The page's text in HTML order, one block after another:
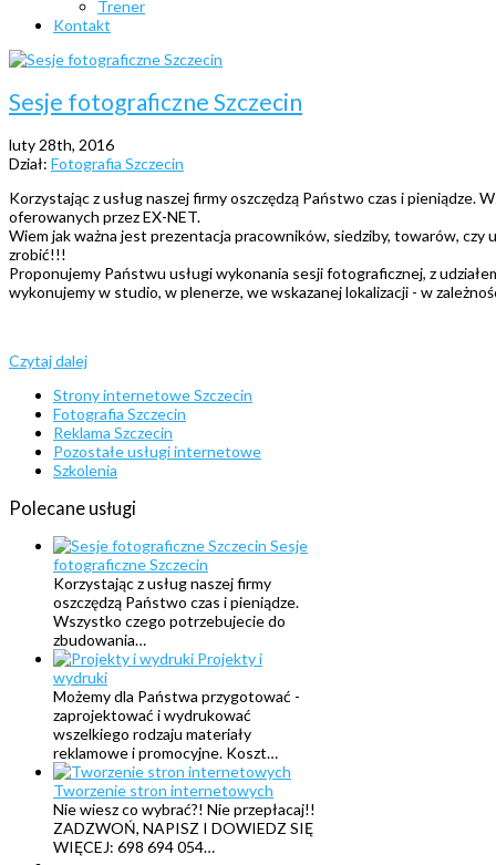
Trener
Kontakt
Sesje fotograficzne Szczecin
luty 28th, 2016
Dział: Fotografia Szczecin
Korzystając z usług naszej firmy oszczędzą Państwo czas i
oferowanych przez EX-NET.
Wiem jak ważna jest prezentacja pracowników, siedziby, towarów, czy
zrobić!!!
Proponujemy Państwu usługi wykonania sesji fotograficznej, z
wykonujemy w studio, w plenerze, we wskazanej lokalizacji - w
Czytaj dalej
Strony internetowe Szczecin
Fotografia Szczecin
Reklama Szczecin
Pozostałe usługi internetowe
Szkolenia
Polecane usługi
Sesje
fotograficzne Szczecin
Korzystając z usług naszej firmy
oszczędzą Państwo czas i pieniądze.
Wszystko czego potrzebujecie do
zbudowania…
Projekty i
wydruki
Możemy dla Państwa przygotować -
zaprojektować i wydrukować
wszelkiego rodzaju materiały
reklamowe i promocyjne. Koszt…
Tworzenie stron internetowych
Nie wiesz co wybrać?! Nie przepłacaj!!
ZADZWOŃ, NAPISZ I DOWIEDZ SIĘ
WIĘCEJ: 698 694 054…